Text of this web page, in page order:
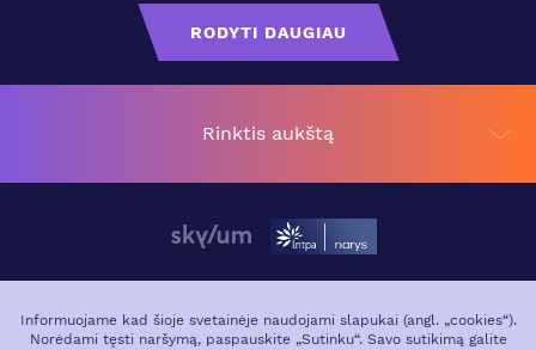
RODYTI DAUGIAU
Rinktis aukštą
VIETA MIESTE
GALERIJA
Informuojame kad šioje svetainėje naudojami slapukai (angl. „cookies“).
Norėdami tęsti naršymą, paspauskite „Sutinku“. Savo sutikimą galite